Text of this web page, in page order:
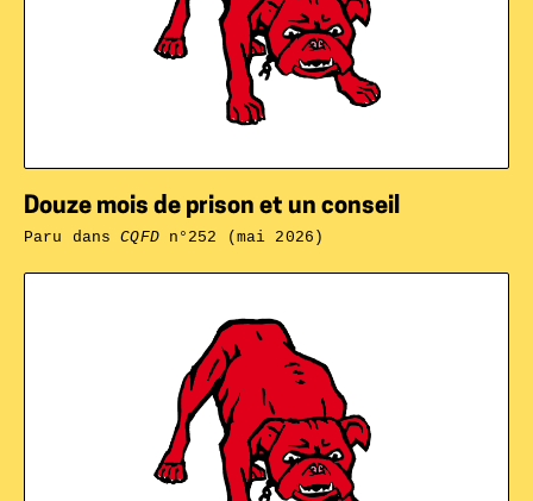
Douze mois de prison et un conseil
Paru dansCQFDn°252 (mai 2026)